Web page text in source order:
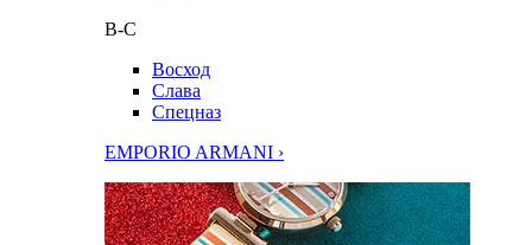
В-С
Восход
Слава
Спецназ
EMPORIO ARMANI ›